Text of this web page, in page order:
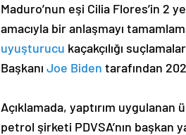
Maduro’nun eşi Cilia Flores’in 2
amacıyla bir anlaşmayı
uyuşturucu kaçakçılığı
Başkanı Joe Biden tarafından
Açıklamada, yaptırım uygulanan
petrol şirketi PDVSA’nın başkan